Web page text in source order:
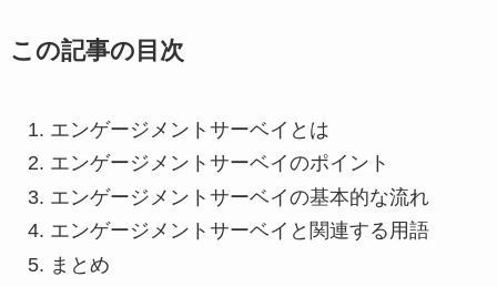
この記事の目次
エンゲージメントサーベイとは
エンゲージメントサーベイのポイント
エンゲージメントサーベイの基本的な流れ
エンゲージメントサーベイと関連する用語
まとめ